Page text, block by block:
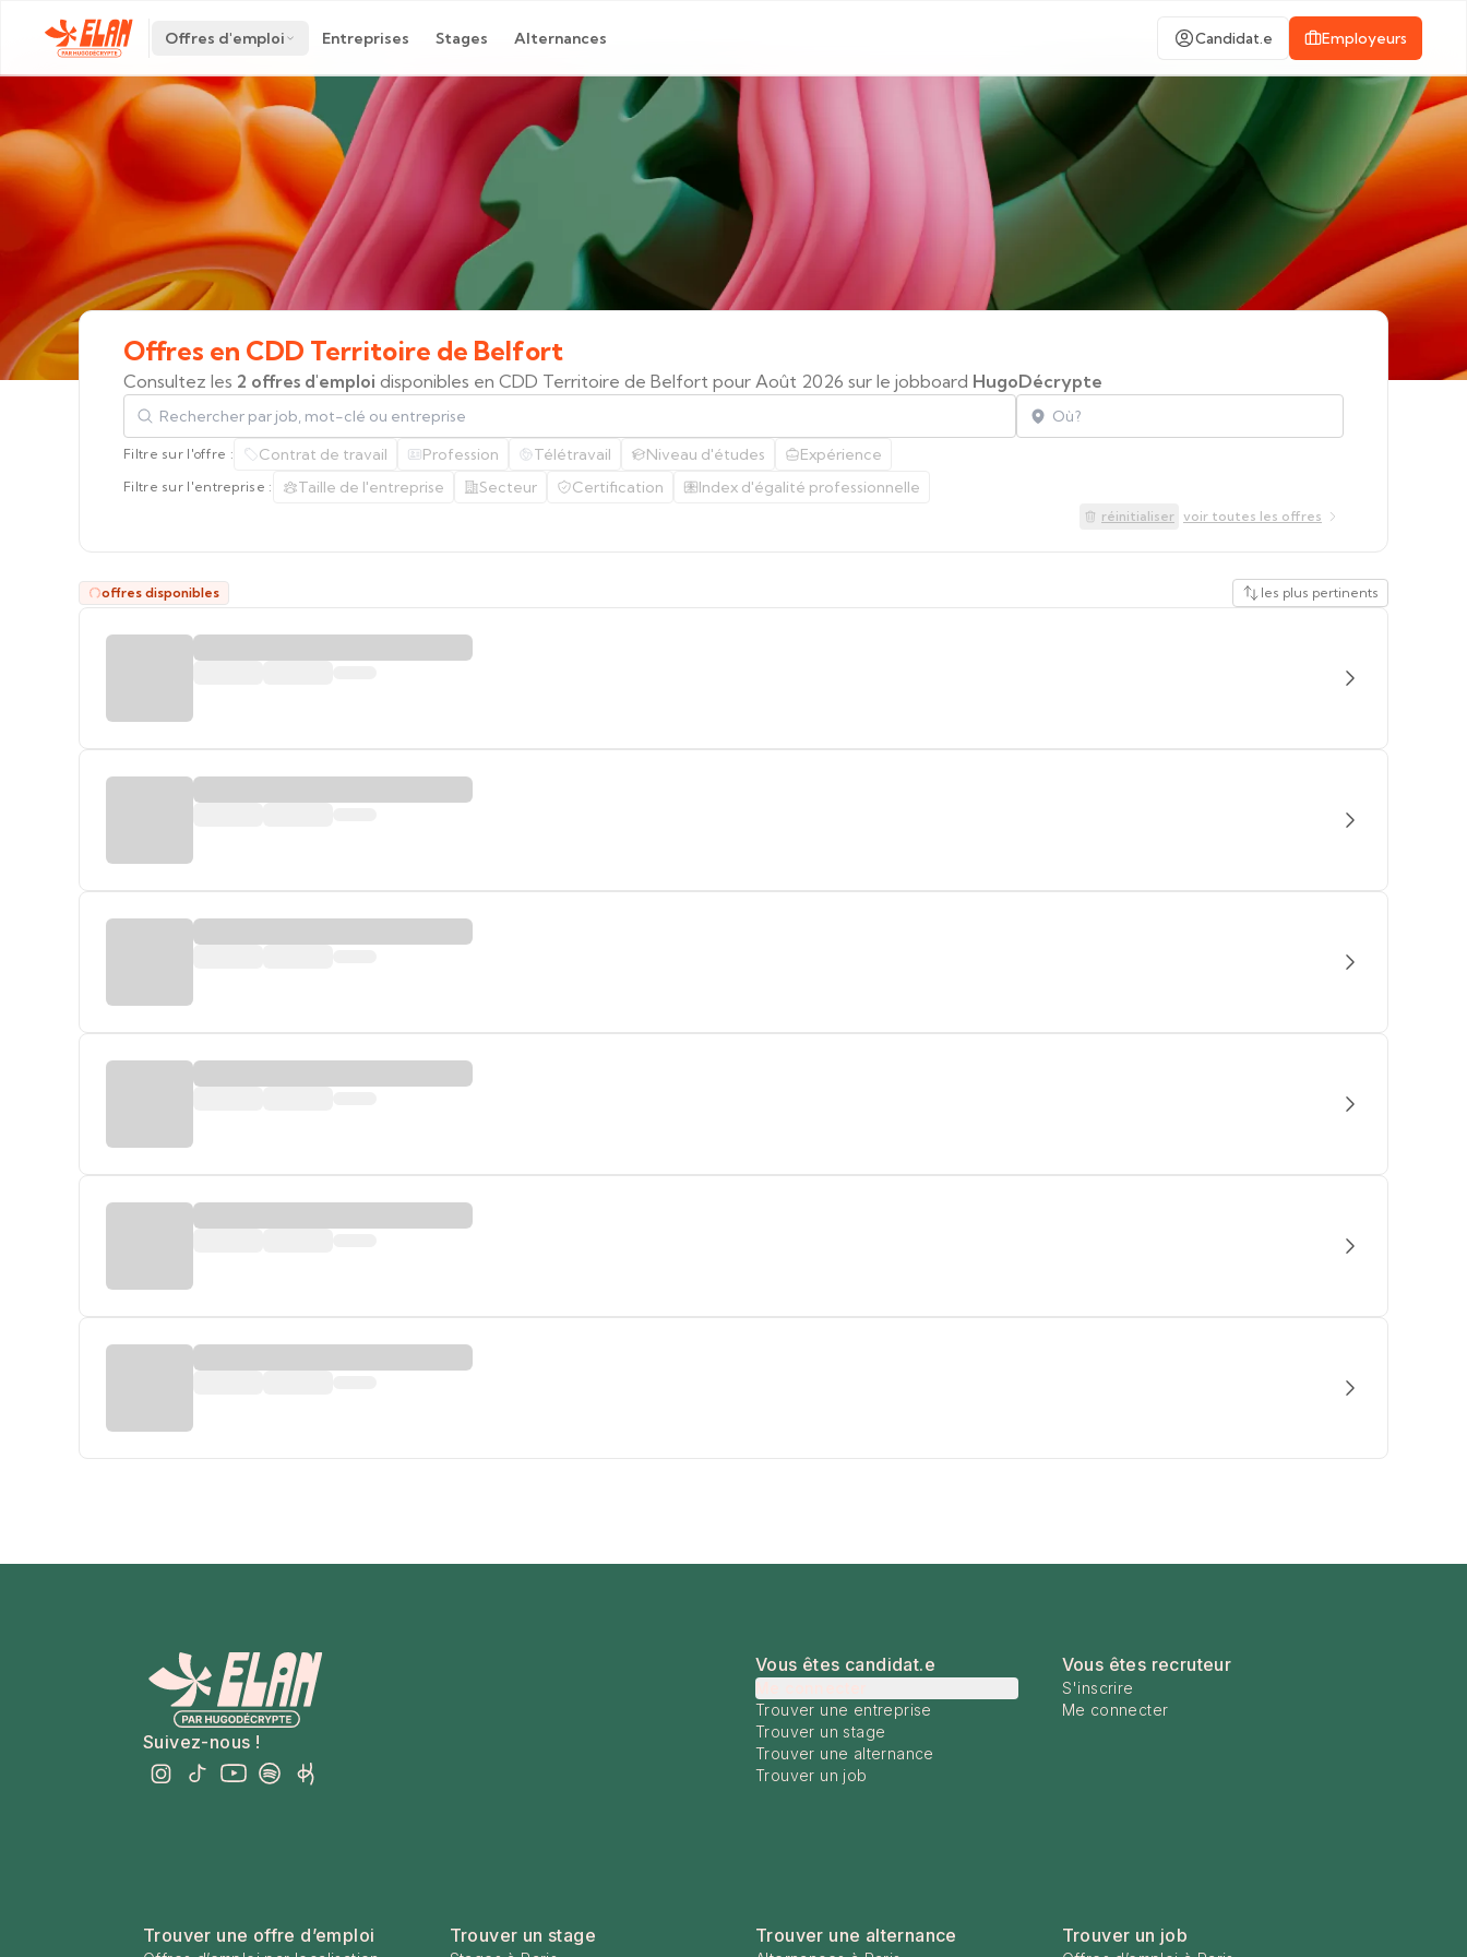
Offres d'emploi Entreprises Stages Alternances Candidat.e Employeurs
Offres en CDD Territoire de Belfort
Consultez les 2 offres d'emploi disponibles en CDD Territoire de Belfort pour Août 2026 sur le jobboard HugoDécrypte
Rechercher par job, mot-clé ou entreprise Localisation
Filtre sur l'offre : Contrat de travail Profession Télétravail Niveau d'études Expérience
Filtre sur l'entreprise : Taille de l'entreprise Secteur Certification Index d'égalité professionnelle
réinitialiser voir toutes les offres
offres disponibles les plus pertinents
Suivez-nous !
Vous êtes candidat.e
Trouver une entreprise
Trouver un stage
Trouver une alternance
Trouver un job
Vous êtes recruteur
S'inscrire
Me connecter
Trouver une offre d’emploi Trouver un stage Trouver une alternance Trouver un job